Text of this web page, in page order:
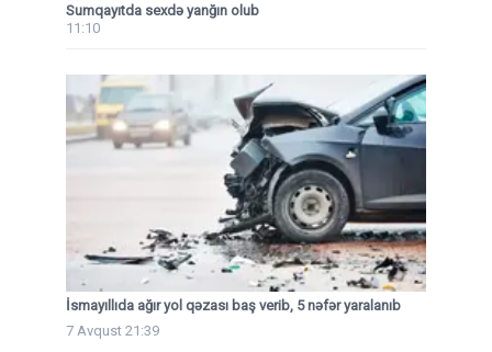
Sumqayıtda sexdə yanğın olub
11:10
İsmayıllıda ağır yol qəzası baş verib, 5 nəfər yaralanıb
7 Avqust 21:39